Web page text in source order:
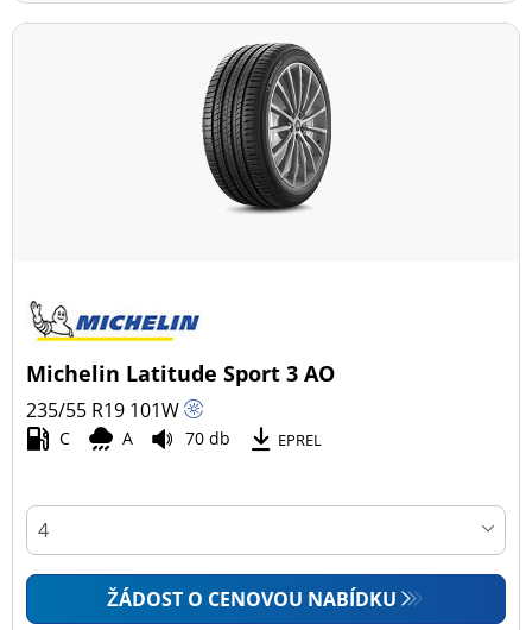
Michelin Latitude Sport 3 AO
235/55 R19 101W
C A 70 db EPREL
ŽÁDOST O CENOVOU NABÍDKU